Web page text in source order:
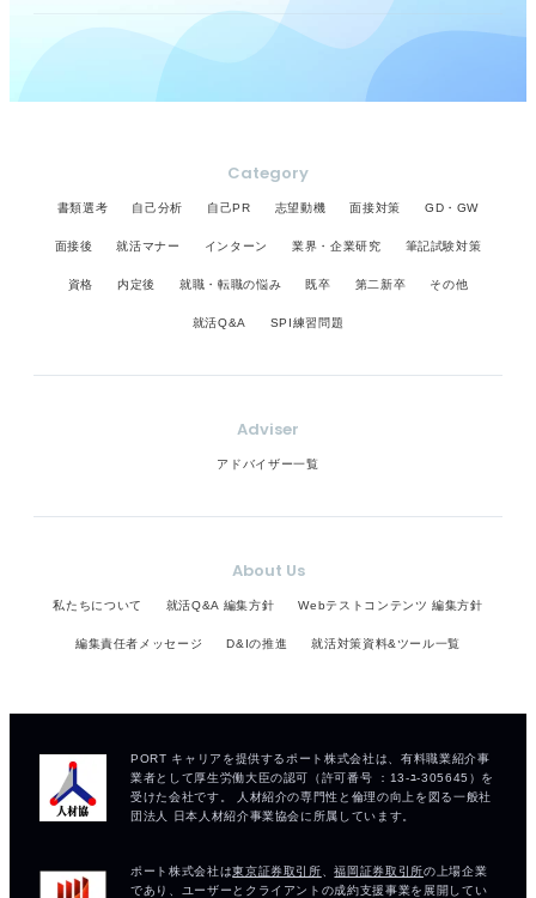
Category
書類選考 自己分析 自己PR 志望動機 面接対策 GD・GW
面接後 就活マナー インターン 業界・企業研究 筆記試験対策
資格 内定後 就職・転職の悩み 既卒 第二新卒 その他
就活Q&A SPI練習問題
Adviser
アドバイザー一覧
About Us
私たちについて 就活Q&A 編集方針 Webテストコンテンツ 編集方針
編集責任者メッセージ D&Iの推進 就活対策資料&ツール一覧